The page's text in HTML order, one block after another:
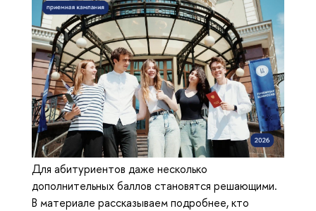
Для абитуриентов даже несколько
дополнительных баллов становятся решающими.
В материале рассказываем подробнее, кто